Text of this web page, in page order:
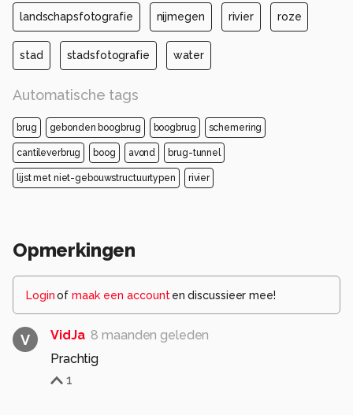
landschapsfotografie nijmegen rivier roze
stad stadsfotografie water
Automatische tags
brug gebonden boogbrug boogbrug schemering
cantileverbrug boog avond brug-tunnel
lijst met niet-gebouwstructuurtypen rivier
Opmerkingen
Loginof maak een account en discussieer mee!
V VidJa 8 maanden geleden
Prachtig
1